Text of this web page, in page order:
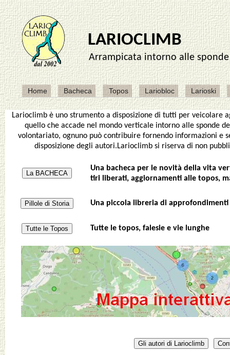
Larioclimb è uno strumento a disposizione di tutti per veicolare
quello che accade nel mondo verticale intorno alle sponde
volontariato, ognuno può contribuire fornendo informazioni e
disposizione degli autori.Larioclimb si riserva di non
La BACHECA
Una bacheca per le novità della vita
tiri liberati, aggiornamenti alle topos,
Pillole di Storia Una piccola libreria di approfondimenti
Tutte le Topos Tutte le topos, falesie e vie lunghe
Gli autori di Larioclimb